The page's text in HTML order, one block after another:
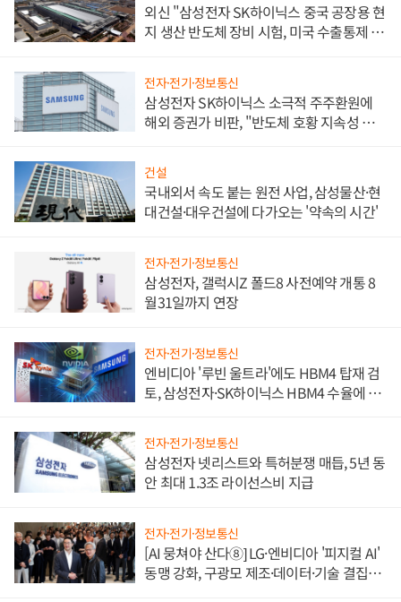
외신 "삼성전자 SK하이닉스 중국 공장용 현
지 생산 반도체 장비 시험, 미국 수출통제 대
전자·전기·정보통신
삼성전자 SK하이닉스 소극적 주주환원에
해외 증권가 비판, "반도체 호황 지속성 의
건설
국내외서 속도 붙는 원전 사업, 삼성물산·현
대건설·대우건설에 다가오는 '약속의 시간'
전자·전기·정보통신
삼성전자, 갤럭시Z 폴드8 사전예약 개통 8
월31일까지 연장
전자·전기·정보통신
엔비디아 '루빈 울트라'에도 HBM4 탑재 검
토, 삼성전자·SK하이닉스 HBM4 수율에 주
전자·전기·정보통신
삼성전자 넷리스트와 특허분쟁 매듭, 5년 동
안 최대 1.3조 라이선스비 지급
전자·전기·정보통신
[AI 뭉쳐야 산다⑧] LG·엔비디아 '피지컬 AI'
동맹 강화, 구광모 제조·데이터·기술 결집